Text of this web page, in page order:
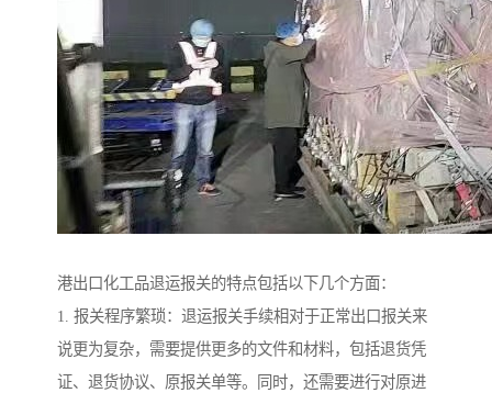
港出口化工品退运报关的特点包括以下几个方面：
1. 报关程序繁琐：退运报关手续相对于正常出口报关来
说更为复杂，需要提供更多的文件和材料，包括退货凭
证、退货协议、原报关单等。同时，还需要进行对原进